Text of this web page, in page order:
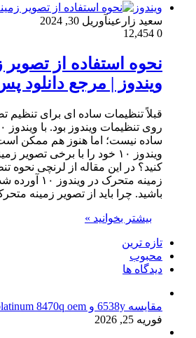
ویندوز
سعید زارعینآوریل 30, 2024
0
نحوه استفاده از تصویر
ویندوز | مرجع دانلود
قبلاً تنظیمات ساده ای برای تنظیم
ساده نیست؛ اما هنوز هم ممکن
ویندوز ۱۰ خود را با برخی
کنید؟ در این مقاله از لرنچی نحوه
زمینه متحرک
باشید. چرا باید از تصویر زمینه
بیشتر بخوانید »
تازه ترین
محبوب
دیدگاه ها
مقایسه 6538y و intel xeon platinum 8470q oem
فوریه 25, 2026